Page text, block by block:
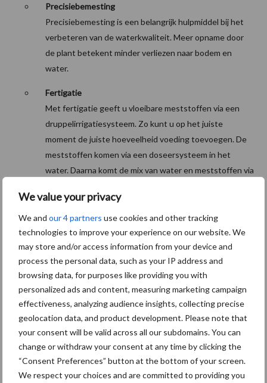
We value your privacy
We and our 4 partners use cookies and other tracking
technologies to improve your experience on our website. We
may store and/or access information from your device and
process the personal data, such as your IP address and
browsing data, for purposes like providing you with
personalized ads and content, measuring marketing campaign
effectiveness, analyzing audience insights, collecting precise
geolocation data, and product development. Please note that
your consent will be valid across all our subdomains. You can
change or withdraw your consent at any time by clicking the
“Consent Preferences” button at the bottom of your screen.
We respect your choices and are committed to providing you
Precisiebemesting
Precisiebemesting is een belangrijk hulpmiddel bij het
verbeteren van de waterkwaliteit. Meer opname door
de plant betekent minder verliezen naar bodem en
water.
Fertigatie
Met fertigatie geeft u vloeibare meststoffen via een
druppelirrigatiesysteem. Zo kunt u op het juiste
moment de juiste hoeveelheid voeding toevoegen. De
meststoffen komen via een doseersysteem in het
water. Daarna komt de mix van water en meststoffen via
gewas terecht. U heeft hiervoor een functionerend
fertigatiesysteem op uw perceel nodig. Een
fertigatiesysteem kunt u ook gebruiken om te irrigeren.
Aanpassingen Zeldzame landbouwhuisdierrassen (ZLH) 2024
Het schapenras Blauwe Texelaar (inclusief Dassenkop
Texelaar) komt niet meer in aanmerking voor subsidie uit de
regeling Zeldzame landbouwhuisdierrassen. Het schapenras
Nederlands bonte schaap komt vanaf 2024 juist wel in
aanmerking.
Wat verandert er nog meer in 2024?